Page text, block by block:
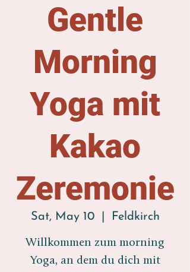
Gentle
Morning
Yoga mit
Kakao
Zeremonie
Sat, May 10
  |
Feldkirch
Willkommen zum morning
Yoga, an dem du dich mit